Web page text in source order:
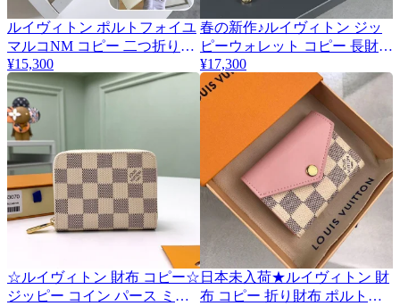
ルイヴィトン ポルトフォイユ
マルコNM コピー 二つ折り財
布 vuj92451
¥15,300
春の新作♪ルイヴィトン ジッ
ピーウォレット コピー 長財布
ダミエ N40480
¥17,300
☆ルイヴィトン 財布 コピー☆
ジッピー コイン パース ミニ
日本未入荷★ルイヴィトン 財
布 コピー 折り財布 ポルトフ